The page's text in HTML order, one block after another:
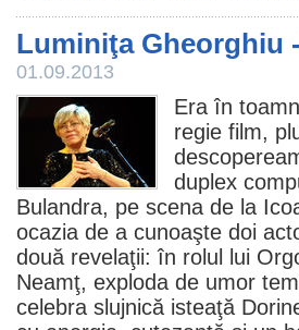
Luminiţa Gheorghiu
01.09.2013
Era în
regie film,
duplex
Bulandra, pe scena de la
ocazia de a cunoaşte doi
două revelaţii: în rolul lui
Neamţ, exploda de umor
celebra slujnică isteaţă